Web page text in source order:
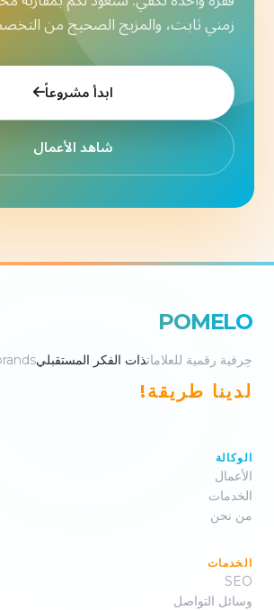
زمني ثابت، والمزيج الصحيح من
ابدأ مشروعاً
شاهد الأعمال
POMELO
حِرفية رقمية للعلاماتذات الفكر المستقبلي
لدينا طريقة!
الوكالة
الأعمال
الخدمات
من نحن
الخدمات
SEO
وسائل التواصل